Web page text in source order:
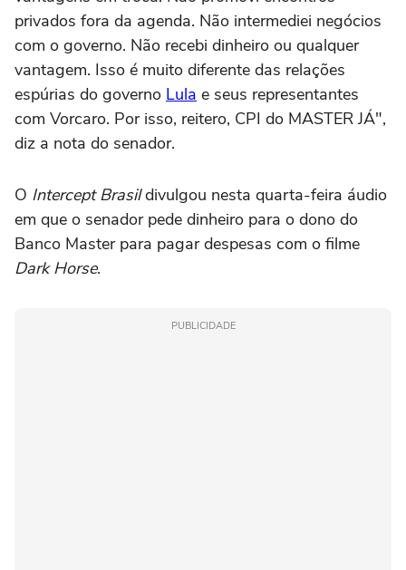
privados fora da agenda. Não intermediei negócios
com o governo. Não recebi dinheiro ou qualquer
vantagem. Isso é muito diferente das relações
espúrias do governo Lula e seus representantes
com Vorcaro. Por isso, reitero, CPI do MASTER JÁ",
diz a nota do senador.
O Intercept Brasildivulgou nesta quarta-feira áudio
em que o senador pede dinheiro para o dono do
Banco Master para pagar despesas com o filme
Dark Horse.
PUBLICIDADE